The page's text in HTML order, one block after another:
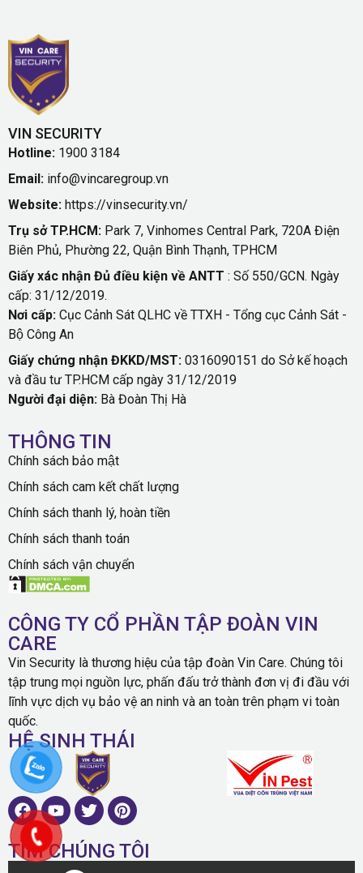
VIN SECURITY
Hotline: 1900 3184
Email: info@vincaregroup.vn
Website: https://vinsecurity.vn/
Trụ sở TP.HCM: Park 7, Vinhomes Central Park, 720A Điện
Biên Phủ, Phường 22, Quận Bình Thạnh, TPHCM
Giấy xác nhận Đủ điều kiện về ANTT : Số 550/GCN. Ngày
cấp: 31/12/2019.
Nơi cấp: Cục Cảnh Sát QLHC về TTXH - Tổng cục Cảnh Sát -
Bộ Công An
Giấy chứng nhận ĐKKD/MST: 0316090151 do Sở kế hoạch
và đầu tư TP.HCM cấp ngày 31/12/2019
Người đại diện: Bà Đoàn Thị Hà
THÔNG TIN
Chính sách bảo mật
Chính sách cam kết chất lượng
Chính sách thanh lý, hoàn tiền
Chính sách thanh toán
Chính sách vận chuyển
CÔNG TY CỔ PHẦN TẬP ĐOÀN VIN
CARE
Vin Security là thương hiệu của tập đoàn Vin Care. Chúng tôi
tập trung mọi nguồn lực, phấn đấu trở thành đơn vị đi đầu với
lĩnh vực dịch vụ bảo vệ an ninh và an toàn trên phạm vi toàn
quốc.
HỆ SINH THÁI
TÌM CHÚNG TÔI